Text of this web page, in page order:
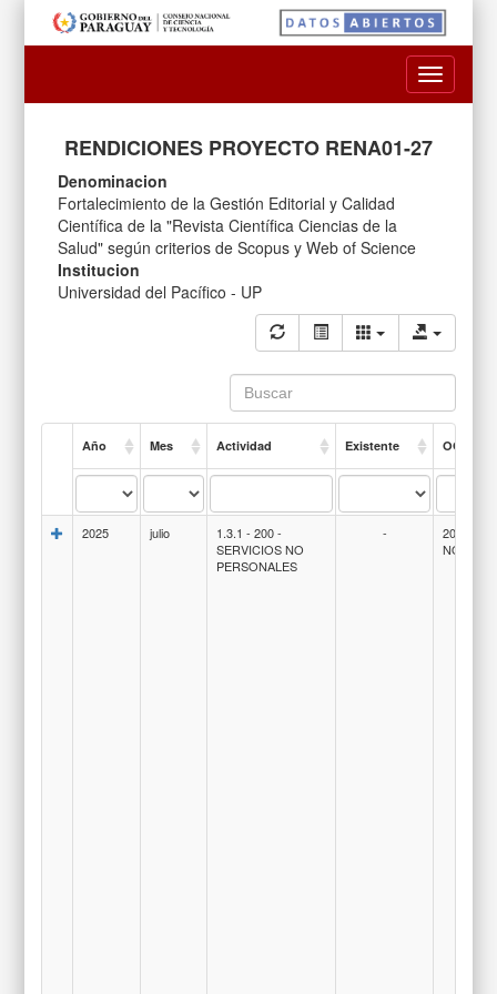
Toggle
RENDICIONES PROYECTO RENA01-27
Denominacion
Fortalecimiento de la Gestión Editorial y Calidad
Científica de la "Revista Científica Ciencias de la
Salud" según criterios de Scopus y Web of Science
Institucion
Universidad del Pacífico - UP
Año Mes Actividad Existente OG
2025 julio
1.3.1 - 200 -
SERVICIOS NO
PERSONALES
-
200-
NO